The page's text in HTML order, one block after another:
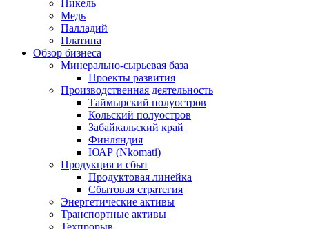
Никель
Медь
Палладий
Платина
Обзор бизнеса
Минерально-сырьевая база
Проекты развития
Производственная деятельность
Таймырский полуостров
Кольский полуостров
Забайкальский край
Финляндия
ЮАР (Nkomati)
Продукция и сбыт
Продуктовая линейка
Сбытовая стратегия
Энергетические активы
Транспортные активы
Техпрорыв